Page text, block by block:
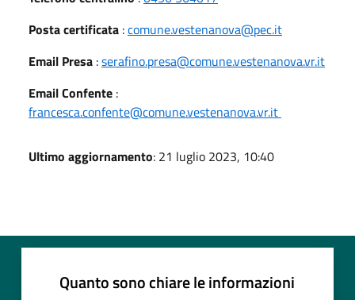
Posta certificata :comune.vestenanova@pec.it
Email Presa :serafino.presa@comune.vestenanova.vr.it
Email Confente :
francesca.confente@comune.vestenanova.vr.it
Ultimo aggiornamento: 21 luglio 2023, 10:40
Quanto sono chiare le informazioni